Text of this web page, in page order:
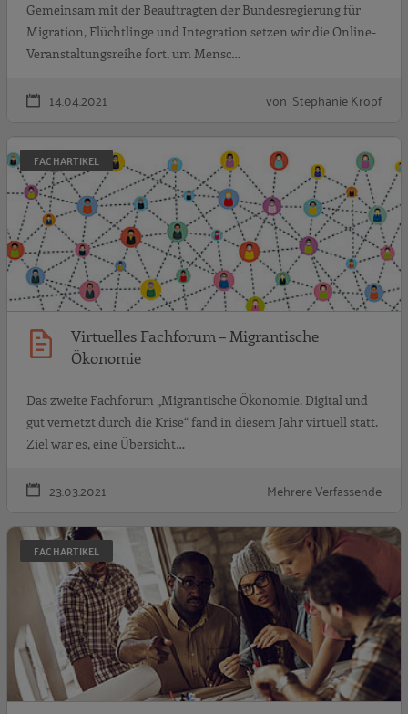
Gemeinsam mit der Beauftragten der Bundesregierung für
Migration, Flüchtlinge und Integration setzen wir die Online-
Veranstaltungsreihe fort, um Mensc…
14.04.2021 von Stephanie Kropf
FACHARTIKEL
Virtuelles Fachforum – Migrantische
Ökonomie
Das zweite Fachforum „Migrantische Ökonomie. Digital und
gut vernetzt durch die Krise“ fand in diesem Jahr virtuell statt.
Ziel war es, eine Übersicht…
23.03.2021 Mehrere Verfassende
FACHARTIKEL